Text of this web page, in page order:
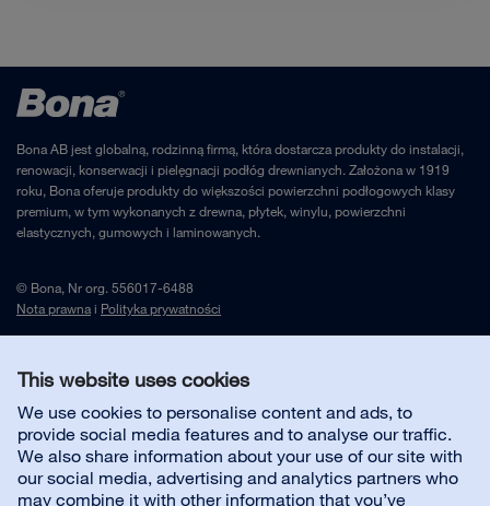
This website uses cookies
We use cookies to personalise content and ads, to
provide social media features and to analyse our traffic.
We also share information about your use of our site with
our social media, advertising and analytics partners who
may combine it with other information that you’ve
Bona AB jest globalną, rodzinną firmą, która dostarcza produkty do instalacji,
renowacji, konserwacji i pielęgnacji podłóg drewnianych. Założona w 1919
roku, Bona oferuje produkty do większości powierzchni podłogowych klasy
premium, w tym wykonanych z drewna, płytek, winylu, powierzchni
elastycznych, gumowych i laminowanych.
© Bona, Nr org. 556017-6488
Nota prawna i Polityka prywatności
Skontaktuj się z nami
Customer service